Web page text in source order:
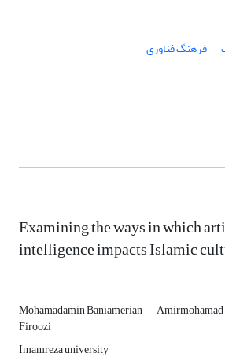
فرهنگ فناوری
Examining the ways in which
intelligence impacts Islamic
Mohamadamin Baniamerian
Firoozi
Imamreza university